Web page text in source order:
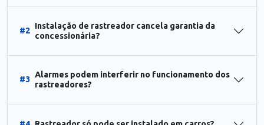
#2
Instalação de rastreador cancela garantia da
concessionária?
#3
Alarmes podem interferir no funcionamento dos
rastreadores?